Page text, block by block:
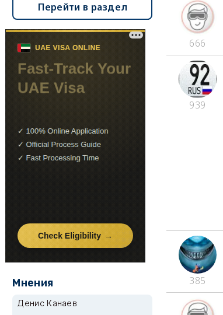
666
939
385
Перейти в раздел
Мнения
Денис Канаев